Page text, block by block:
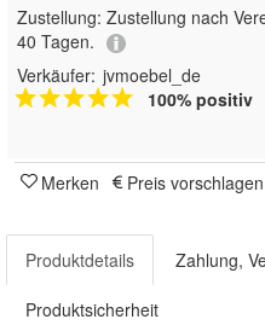
Zustellung: Zustellung nach
40 Tagen.
Verkäufer: jvmoebel_de
100% positiv
Merken Preis vorschlagen
Produktdetails Zahlung,
Produktsicherheit